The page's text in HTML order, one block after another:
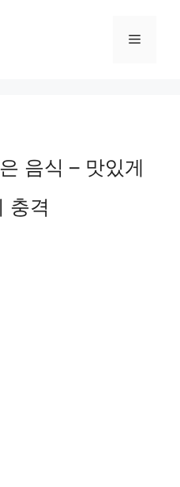
Menu
음식 – 맛있게
충격